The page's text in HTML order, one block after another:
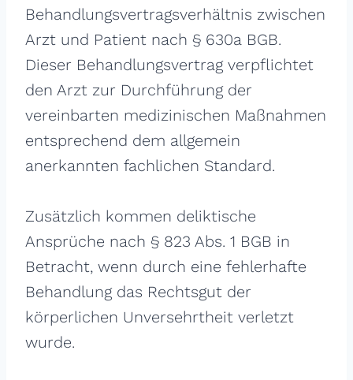
Behandlungsvertragsverhältnis zwischen
Arzt und Patient nach § 630a BGB.
Dieser Behandlungsvertrag verpflichtet
den Arzt zur Durchführung der
vereinbarten medizinischen Maßnahmen
entsprechend dem allgemein
anerkannten fachlichen Standard.
Zusätzlich kommen deliktische
Ansprüche nach § 823 Abs. 1 BGB in
Betracht, wenn durch eine fehlerhafte
Behandlung das Rechtsgut der
körperlichen Unversehrtheit verletzt
wurde.